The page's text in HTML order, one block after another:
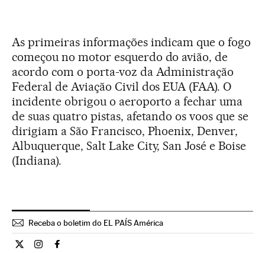
As primeiras informações indicam que o fogo
começou no motor esquerdo do avião, de
acordo com o porta-voz da Administração
Federal de Aviação Civil dos EUA (FAA). O
incidente obrigou o aeroporto a fechar uma
de suas quatro pistas, afetando os voos que se
dirigiam a São Francisco, Phoenix, Denver,
Albuquerque, Salt Lake City, San José e Boise
(Indiana).
Receba o boletim do EL PAÍS América
Internacional El País Brasil en Twitter
Internacional El País Brasil en Instagram
Internacional El País Brasil en Facebook